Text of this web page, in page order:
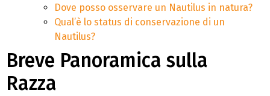
Dove posso osservare un Nautilus in natura?
Qual’è lo status di conservazione di un
Nautilus?
Breve Panoramica sulla
Razza